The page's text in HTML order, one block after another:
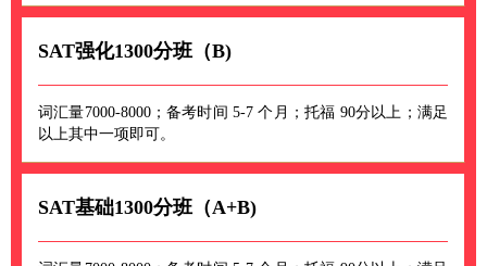
SAT强化1300分班（B)
词汇量7000-8000；备考时间 5-7 个月；托福 90分以上；满足
以上其中一项即可。
SAT基础1300分班（A+B)